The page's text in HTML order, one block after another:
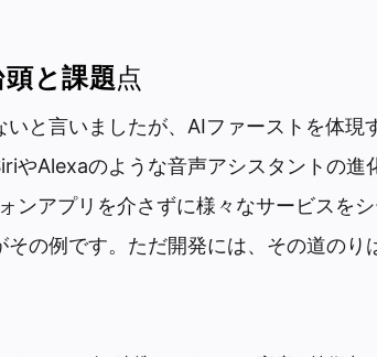
と課題点
と言いましたが、AIファーストを体現
やAlexaのような音声アシスタントの進
ンアプリを介さずに様々なサービスを
の例です。ただ開発には、その道のり